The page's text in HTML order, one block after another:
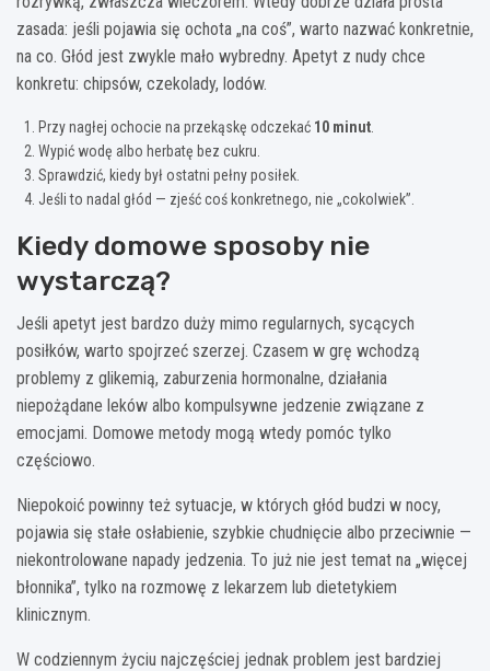
zasada: jeśli pojawia się ochota „na coś”, warto nazwać konkretnie,
na co. Głód jest zwykle mało wybredny. Apetyt z nudy chce
konkretu: chipsów, czekolady, lodów.
Przy nagłej ochocie na przekąskę odczekać 10 minut
Wypić wodę albo herbatę bez cukru.
Sprawdzić, kiedy był ostatni pełny posiłek.
Jeśli to nadal głód — zjeść coś konkretnego, nie „cokolwiek”.
Kiedy domowe sposoby nie
wystarczą?
Jeśli apetyt jest bardzo duży mimo regularnych, sycących
posiłków, warto spojrzeć szerzej. Czasem w grę wchodzą
problemy z glikemią, zaburzenia hormonalne, działania
niepożądane leków albo kompulsywne jedzenie związane z
emocjami. Domowe metody mogą wtedy pomóc tylko
częściowo.
Niepokoić powinny też sytuacje, w których głód budzi w nocy,
pojawia się stałe osłabienie, szybkie chudnięcie albo przeciwnie —
niekontrolowane napady jedzenia. To już nie jest temat na „więcej
błonnika”, tylko na rozmowę z lekarzem lub dietetykiem
klinicznym.
W codziennym życiu najczęściej jednak problem jest bardziej